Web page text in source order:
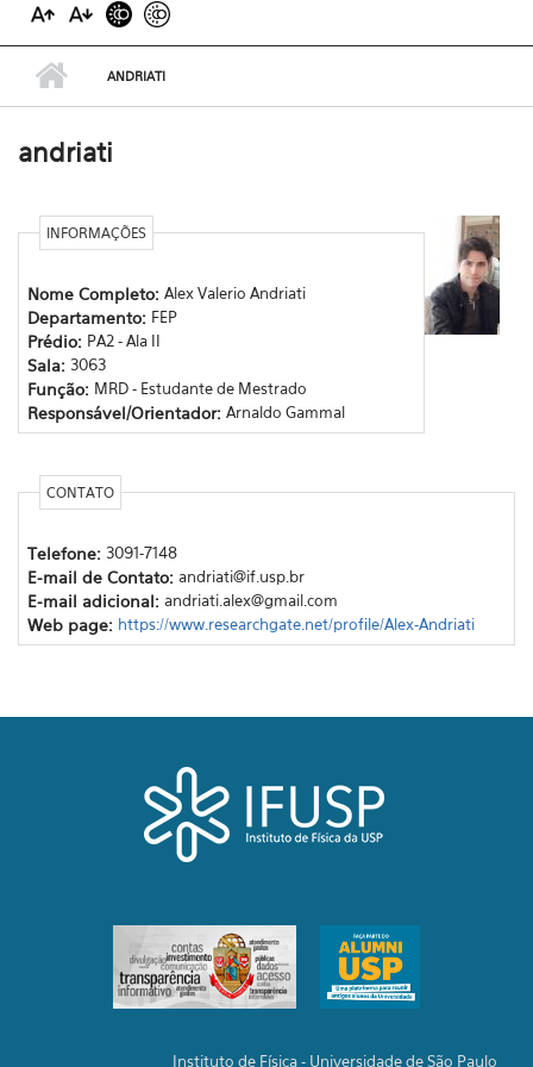
ANDRIATI
andriati
INFORMAÇÕES
Nome Completo: Alex Valerio Andriati
Departamento: FEP
Prédio: PA2 - Ala II
Sala: 3063
Função: MRD - Estudante de Mestrado
Responsável/Orientador: Arnaldo Gammal
CONTATO
Telefone: 3091-7148
E-mail de Contato: andriati@if.usp.br
E-mail adicional: andriati.alex@gmail.com
Web page: https://www.researchgate.net/profile/Alex-Andriati
Instituto de Física - Universidade de São Paulo